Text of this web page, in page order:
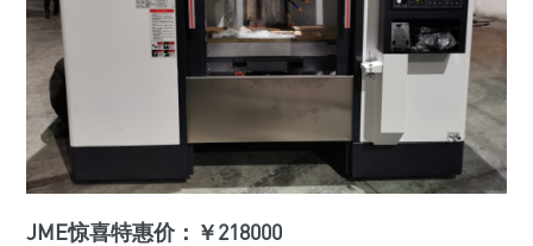
JME惊喜特惠价：￥218000